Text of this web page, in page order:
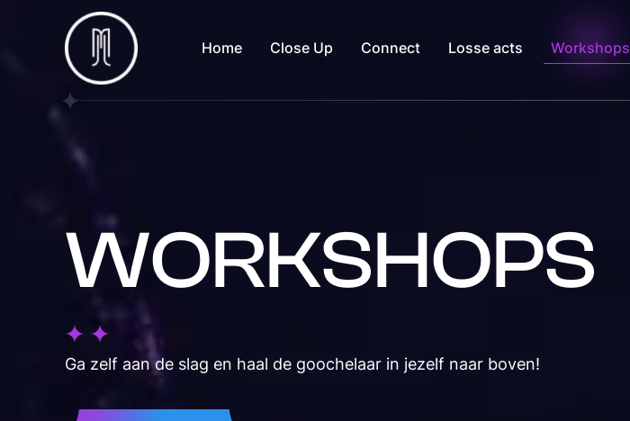
Home Close Up Connect Losse acts Workshops
WORKSHOPS
Ga zelf aan de slag en haal de goochelaar in jezelf naar boven!